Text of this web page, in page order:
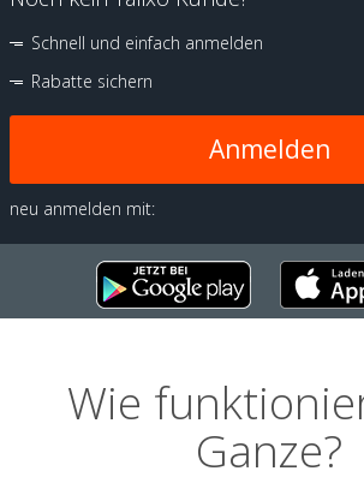
Schnell und einfach anmelden
Rabatte sichern
Anmelden
neu anmelden mit:
Wie
Ganze?